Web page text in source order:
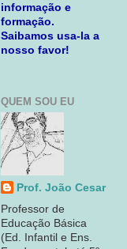
informação e
formação.
Saibamos usa-la a
nosso favor!
QUEM SOU EU
Prof. João Cesar
Professor de
Educação Básica
(Ed. Infantil e Ens.